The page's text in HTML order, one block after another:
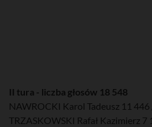
II tura - liczba głosów 18 548
NAWROCKI Karol Tadeusz 11 446
TRZASKOWSKI Rafał Kazimierz 7